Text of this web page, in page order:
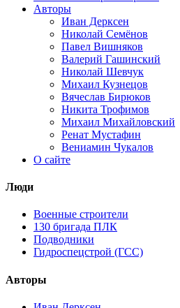
Авторы
Иван Дерксен
Николай Семёнов
Павел Вишняков
Валерий Гашинский
Николай Шевчук
Михаил Кузнецов
Вячеслав Бирюков
Никита Трофимов
Михаил Михайловский
Ренат Мустафин
Вениамин Чукалов
О сайте
Люди
Военные строители
130 бригада ПЛК
Подводники
Гидроспецстрой (ГСС)
Авторы